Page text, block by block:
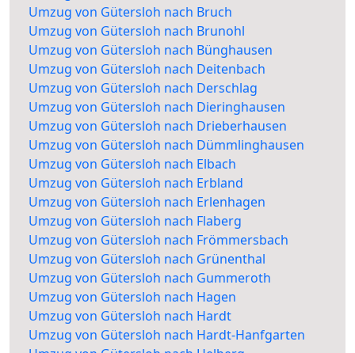
Umzug von Gütersloh nach Bruch
Umzug von Gütersloh nach Brunohl
Umzug von Gütersloh nach Bünghausen
Umzug von Gütersloh nach Deitenbach
Umzug von Gütersloh nach Derschlag
Umzug von Gütersloh nach Dieringhausen
Umzug von Gütersloh nach Drieberhausen
Umzug von Gütersloh nach Dümmlinghausen
Umzug von Gütersloh nach Elbach
Umzug von Gütersloh nach Erbland
Umzug von Gütersloh nach Erlenhagen
Umzug von Gütersloh nach Flaberg
Umzug von Gütersloh nach Frömmersbach
Umzug von Gütersloh nach Grünenthal
Umzug von Gütersloh nach Gummeroth
Umzug von Gütersloh nach Hagen
Umzug von Gütersloh nach Hardt
Umzug von Gütersloh nach Hardt-Hanfgarten